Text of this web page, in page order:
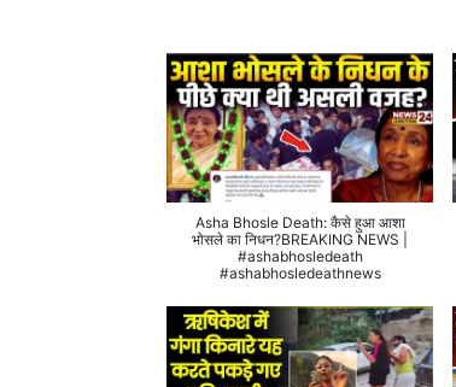
Asha Bhosle Death: कैसे हुआ आशा
भोसले का निधन?BREAKING NEWS |
#ashabhosledeath
#ashabhosledeathnews